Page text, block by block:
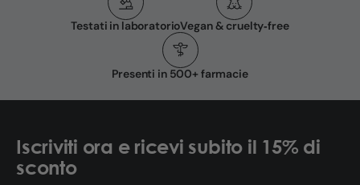
Testati in laboratorioVegan & cruelty‑free
Presenti in 500+ farmacie
Iscriviti ora e ricevi subito il 15% di
sconto